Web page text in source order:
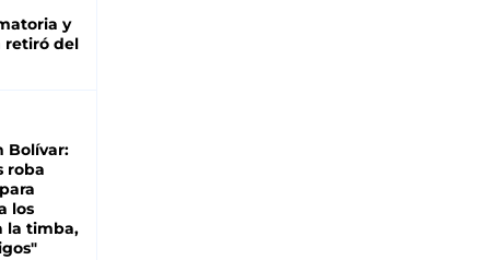
y
retiró del
Bolívar:
roba
los
la timba,